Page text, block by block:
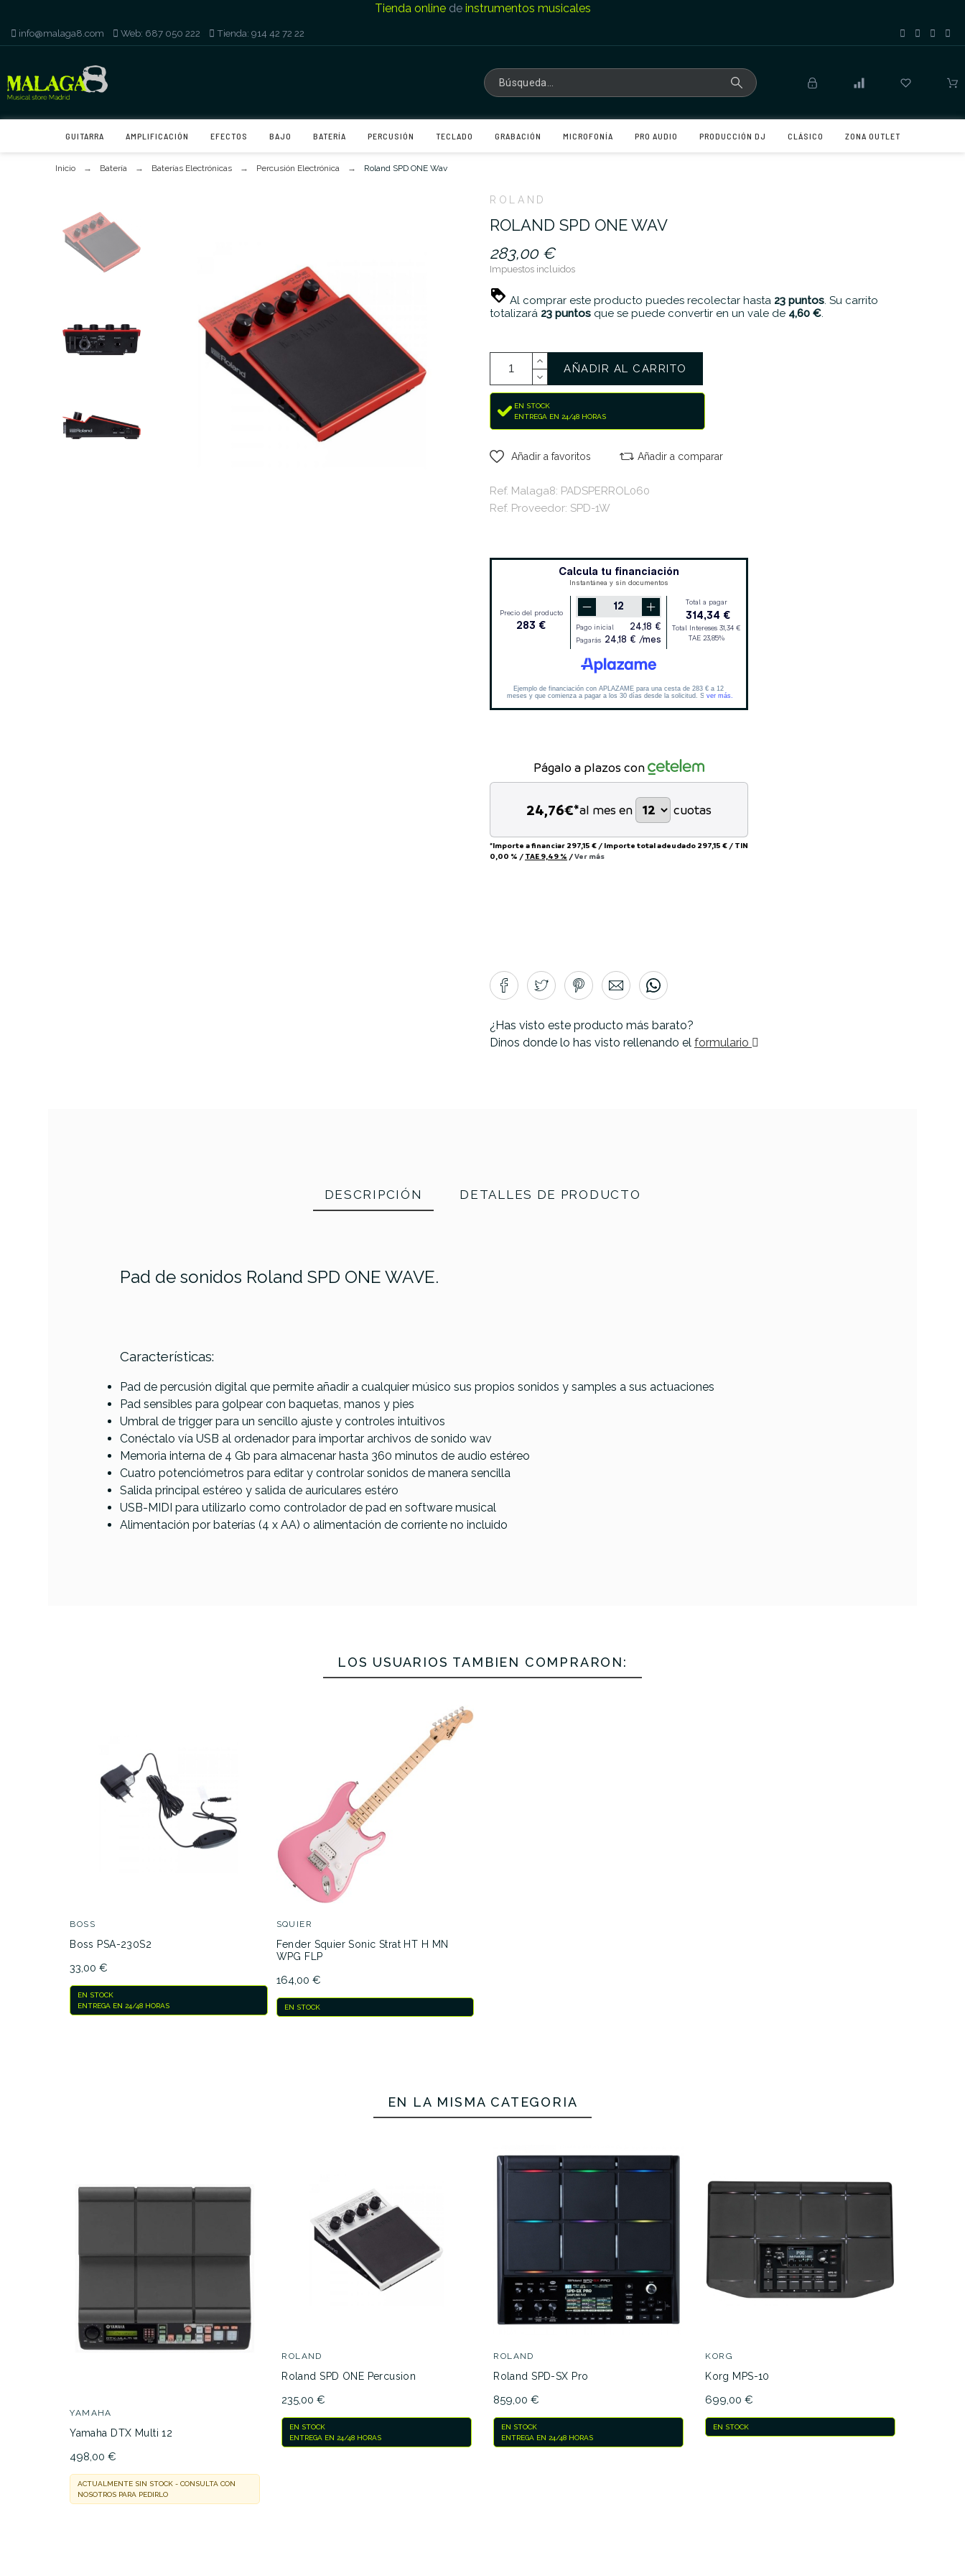
Tienda onlinede instrumentos musicales
info@malaga8.com Web: 687 050 222 Tienda: 914 42 72 22
GUITARRA AMPLIFICACIÓN EFECTOS BAJO BATERÍA PERCUSIÓN TECLADO GRABACIÓN MICROFONÍA PRO AUDIO PRODUCCIÓN DJ CLÁSICO ZONA OUTLET
Inicio Batería Baterías Electrónicas Percusión Electrónica Roland SPD ONE Wav
ROLAND
ROLAND SPD ONE WAV
283,00 €
Impuestos incluidos
Al comprar este producto puedes recolectar hasta 23 puntos. Su carrito
totalizará 23 puntos que se puede convertir en un vale de 4,60 €.
AÑADIR AL CARRITO
EN STOCK
ENTREGA EN 24/48 HORAS
Añadir a favoritos Añadir a comparar
Ref. Malaga8: PADSPERROL060
Ref. Proveedor: SPD-1W
Págalo a plazos con
24,76€*al mes en cuotas
*Importe a financiar 297,15 € / Importe total adeudado 297,15 € / TIN
0,00 % / TAE 9,49 % /Ver más
¿Has visto este producto más barato?
Dinos donde lo has visto rellenando el formulario
DESCRIPCIÓN DETALLES DE PRODUCTO
Pad de sonidos Roland SPD ONE WAVE.
Características:
Pad de percusión digital que permite añadir a cualquier músico sus propios sonidos y samples a sus actuaciones
Pad sensibles para golpear con baquetas, manos y pies
Umbral de trigger para un sencillo ajuste y controles intuitivos
Conéctalo vía USB al ordenador para importar archivos de sonido wav
Memoria interna de 4 Gb para almacenar hasta 360 minutos de audio estéreo
Cuatro potenciómetros para editar y controlar sonidos de manera sencilla
Salida principal estéreo y salida de auriculares estéro
USB-MIDI para utilizarlo como controlador de pad en software musical
Alimentación por baterías (4 x AA) o alimentación de corriente no incluido
ReferenciaPADSPERROL060
LOS USUARIOS TAMBIÉN COMPRARON:
BOSS
Boss PSA-230S2
33,00 €
EN STOCK
ENTREGA EN 24/48 HORAS
SQUIER
Fender Squier Sonic Strat HT H MN
WPG FLP
164,00 €
EN STOCK
EN LA MISMA CATEGORÍA
YAMAHA
Yamaha DTX Multi 12
498,00 €
ACTUALMENTE SIN STOCK - CONSULTA CON
NOSOTROS PARA PEDIRLO
ROLAND
Roland SPD ONE Percusion
235,00 €
EN STOCK
ENTREGA EN 24/48 HORAS
ROLAND
Roland SPD-SX Pro
859,00 €
EN STOCK
ENTREGA EN 24/48 HORAS
KORG
Korg MPS-10
699,00 €
EN STOCK